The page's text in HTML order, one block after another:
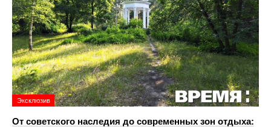
Эксклюзив
От советского наследия до современных зон отдыха: